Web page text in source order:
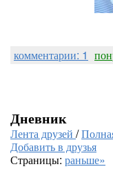
комментарии: 1
Дневник
Лента друзей /
Добавить в друзья
Страницы: раньше»